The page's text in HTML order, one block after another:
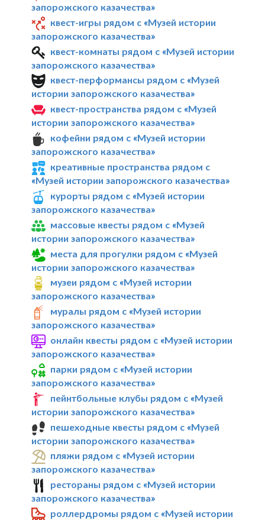
запорожского казачества»
квест-игры рядом с «Музей истории
запорожского казачества»
квест-комнаты рядом с «Музей истории
запорожского казачества»
квест-перформансы рядом с «Музей
истории запорожского казачества»
квест-пространства рядом с «Музей
истории запорожского казачества»
кофейни рядом с «Музей истории
запорожского казачества»
креативные пространства рядом с
«Музей истории запорожского казачества»
курорты рядом с «Музей истории
запорожского казачества»
массовые квесты рядом с «Музей
истории запорожского казачества»
места для прогулки рядом с «Музей
истории запорожского казачества»
музеи рядом с «Музей истории
запорожского казачества»
муралы рядом с «Музей истории
запорожского казачества»
онлайн квесты рядом с «Музей истории
запорожского казачества»
парки рядом с «Музей истории
запорожского казачества»
пейнтбольные клубы рядом с «Музей
истории запорожского казачества»
пешеходные квесты рядом с «Музей
истории запорожского казачества»
пляжи рядом с «Музей истории
запорожского казачества»
рестораны рядом с «Музей истории
запорожского казачества»
роллердромы рядом с «Музей истории